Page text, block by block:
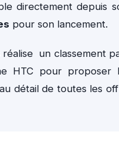
directement depuis
pour son lancement.
réalise un classement
HTC pour proposer
au détail de toutes les